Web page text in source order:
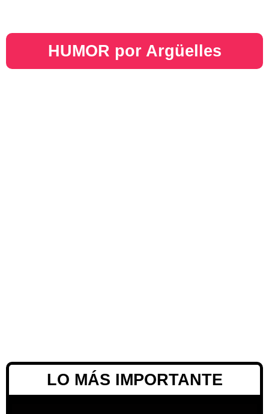
HUMOR por Argüelles​
LO MÁS IMPORTANTE